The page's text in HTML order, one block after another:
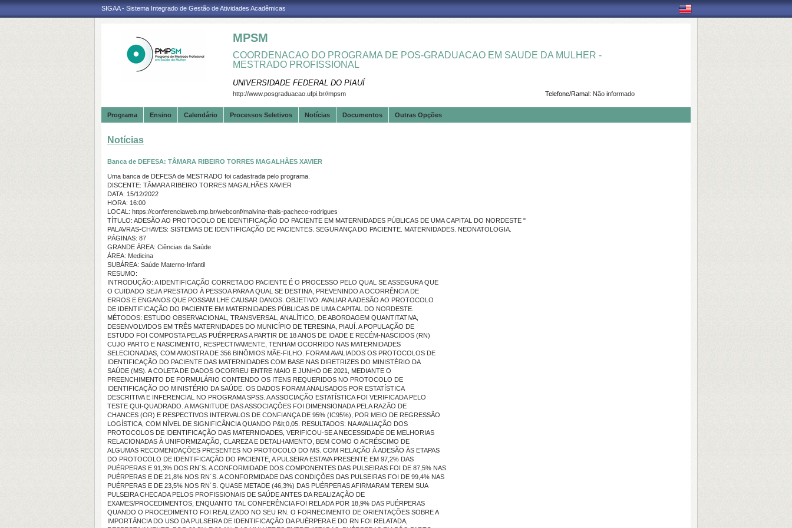
SIGAA - Sistema Integrado de Gestão de Atividades Acadêmicas
MPSM
COORDENACAO DO PROGRAMA DE POS-GRADUACAO EM SAUDE DA MULHER -
MESTRADO PROFISSIONAL
UNIVERSIDADE FEDERAL DO PIAUÍ
Telefone/Ramal: Não informado
http://www.posgraduacao.ufpi.br//mpsm
Programa Ensino Calendário Processos Seletivos Notícias Documentos Outras Opções
Notícias
Banca de DEFESA: TÂMARA RIBEIRO TORRES MAGALHÃES XAVIER
Uma banca de DEFESA de MESTRADO foi cadastrada pelo programa.
DISCENTE: TÂMARA RIBEIRO TORRES MAGALHÃES XAVIER
DATA: 15/12/2022
HORA: 16:00
LOCAL: https://conferenciaweb.rnp.br/webconf/malvina-thais-pacheco-rodrigues
TÍTULO: ADESÃO AO PROTOCOLO DE IDENTIFICAÇÃO DO PACIENTE EM MATERNIDADES PÚBLICAS DE UMA CAPITAL DO NORDESTE "
PALAVRAS-CHAVES: SISTEMAS DE IDENTIFICAÇÃO DE PACIENTES. SEGURANÇA DO PACIENTE. MATERNIDADES. NEONATOLOGIA.
PÁGINAS: 87
GRANDE ÁREA: Ciências da Saúde
ÁREA: Medicina
SUBÁREA: Saúde Materno-Infantil
RESUMO:
INTRODUÇÃO: A IDENTIFICAÇÃO CORRETA DO PACIENTE É O PROCESSO PELO QUAL SE ASSEGURA QUE
O CUIDADO SEJA PRESTADO À PESSOA PARA A QUAL SE DESTINA, PREVENINDO A OCORRÊNCIA DE
ERROS E ENGANOS QUE POSSAM LHE CAUSAR DANOS. OBJETIVO: AVALIAR A ADESÃO AO PROTOCOLO
DE IDENTIFICAÇÃO DO PACIENTE EM MATERNIDADES PÚBLICAS DE UMA CAPITAL DO NORDESTE.
MÉTODOS: ESTUDO OBSERVACIONAL, TRANSVERSAL, ANALÍTICO, DE ABORDAGEM QUANTITATIVA,
DESENVOLVIDOS EM TRÊS MATERNIDADES DO MUNICÍPIO DE TERESINA, PIAUÍ. A POPULAÇÃO DE
ESTUDO FOI COMPOSTA PELAS PUÉRPERAS A PARTIR DE 18 ANOS DE IDADE E RECÉM-NASCIDOS (RN)
CUJO PARTO E NASCIMENTO, RESPECTIVAMENTE, TENHAM OCORRIDO NAS MATERNIDADES
SELECIONADAS, COM AMOSTRA DE 356 BINÔMIOS MÃE-FILHO. FORAM AVALIADOS OS PROTOCOLOS DE
IDENTIFICAÇÃO DO PACIENTE DAS MATERNIDADES COM BASE NAS DIRETRIZES DO MINISTÉRIO DA
SAÚDE (MS). A COLETA DE DADOS OCORREU ENTRE MAIO E JUNHO DE 2021, MEDIANTE O
PREENCHIMENTO DE FORMULÁRIO CONTENDO OS ITENS REQUERIDOS NO PROTOCOLO DE
IDENTIFICAÇÃO DO MINISTÉRIO DA SAÚDE. OS DADOS FORAM ANALISADOS POR ESTATÍSTICA
DESCRITIVA E INFERENCIAL NO PROGRAMA SPSS. A ASSOCIAÇÃO ESTATÍSTICA FOI VERIFICADA PELO
TESTE QUI-QUADRADO. A MAGNITUDE DAS ASSOCIAÇÕES FOI DIMENSIONADA PELA RAZÃO DE
CHANCES (OR) E RESPECTIVOS INTERVALOS DE CONFIANÇA DE 95% (IC95%), POR MEIO DE REGRESSÃO
LOGÍSTICA, COM NÍVEL DE SIGNIFICÂNCIA QUANDO P&lt;0,05. RESULTADOS: NA AVALIAÇÃO DOS
PROTOCOLOS DE IDENTIFICAÇÃO DAS MATERNIDADES, VERIFICOU-SE A NECESSIDADE DE MELHORIAS
RELACIONADAS À UNIFORMIZAÇÃO, CLAREZA E DETALHAMENTO, BEM COMO O ACRÉSCIMO DE
ALGUMAS RECOMENDAÇÕES PRESENTES NO PROTOCOLO DO MS. COM RELAÇÃO À ADESÃO ÀS ETAPAS
DO PROTOCOLO DE IDENTIFICAÇÃO DO PACIENTE, A PULSEIRA ESTAVA PRESENTE EM 97,2% DAS
PUÉRPERAS E 91,3% DOS RN´S. A CONFORMIDADE DOS COMPONENTES DAS PULSEIRAS FOI DE 87,5% NAS
PUÉRPERAS E DE 21,8% NOS RN´S. A CONFORMIDADE DAS CONDIÇÕES DAS PULSEIRAS FOI DE 99,4% NAS
PUÉRPERAS E DE 23,5% NOS RN´S. QUASE METADE (46,3%) DAS PUÉRPERAS AFIRMARAM TEREM SUA
PULSEIRA CHECADA PELOS PROFISSIONAIS DE SAÚDE ANTES DA REALIZAÇÃO DE
EXAMES/PROCEDIMENTOS, ENQUANTO TAL CONFERÊNCIA FOI RELADA POR 18,9% DAS PUÉRPERAS
QUANDO O PROCEDIMENTO FOI REALIZADO NO SEU RN. O FORNECIMENTO DE ORIENTAÇÕES SOBRE A
IMPORTÂNCIA DO USO DA PULSEIRA DE IDENTIFICAÇÃO DA PUÉRPERA E DO RN FOI RELATADA,